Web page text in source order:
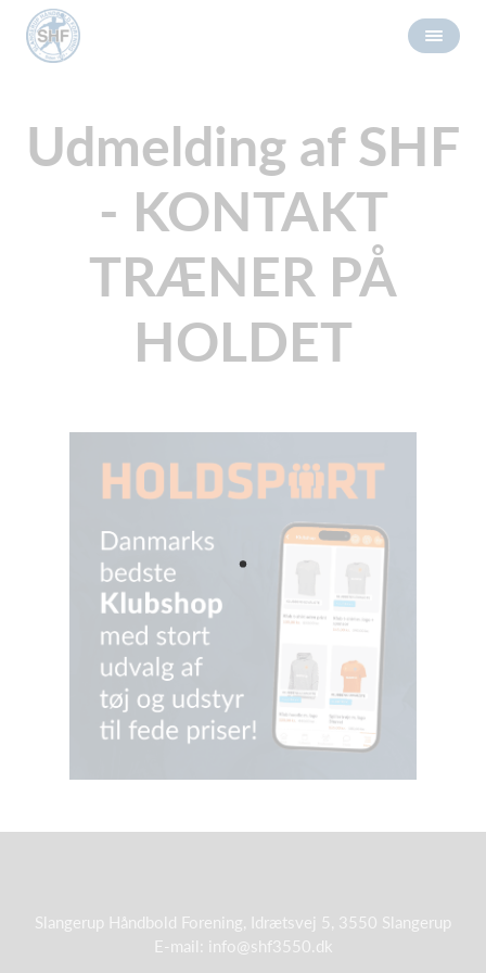
Udmelding af SHF
- KONTAKT
TRÆNER PÅ
HOLDET
Slangerup Håndbold Forening, Idrætsvej 5, 3550 Slangerup
E-mail: info@shf3550.dk